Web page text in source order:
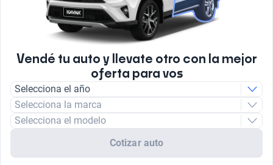
Nafta
Tipo de Combustible
Vendé tu auto y llevate otro con la mejor
oferta para vos
Selecciona el año
Selecciona la marca
Selecciona el modelo
Cotizar auto